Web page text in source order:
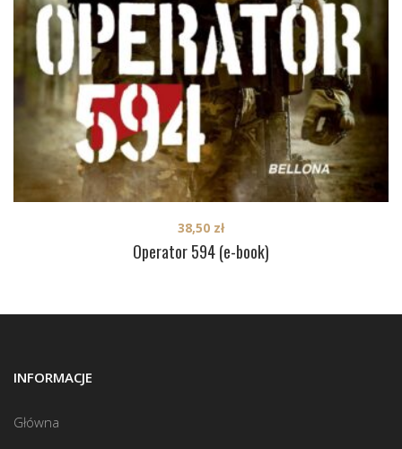
Operator 594 (e-book)
38,50 zł
INFORMACJE
Główna